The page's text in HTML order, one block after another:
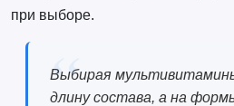
при выборе.
Выбирая
длину состава, а на